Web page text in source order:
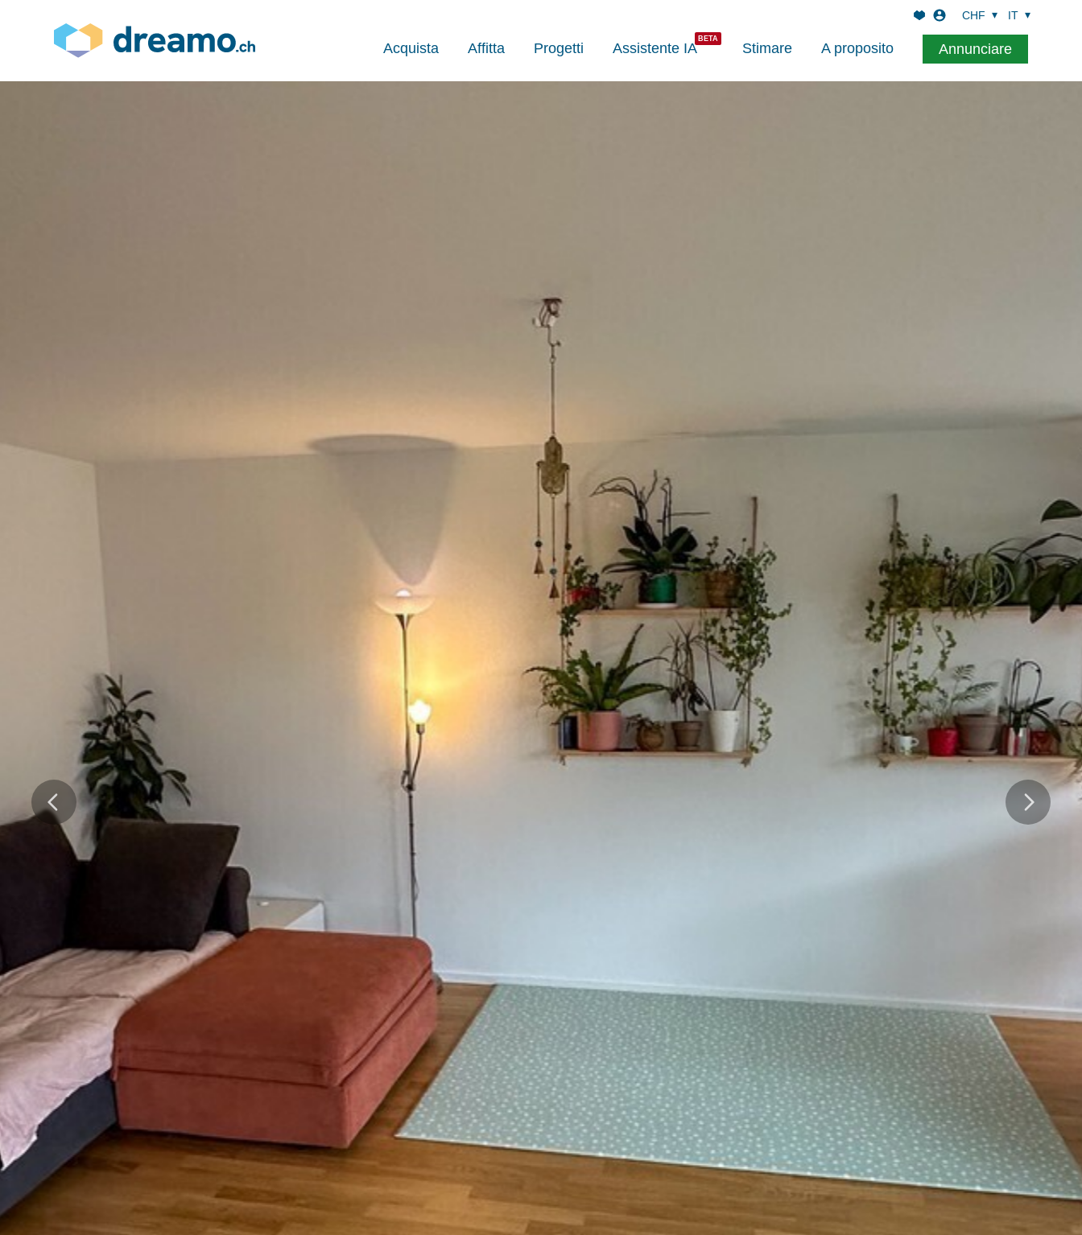
Acquista Affitta Progetti Assistente IA Stimare A proposito Annunciare
CHF IT